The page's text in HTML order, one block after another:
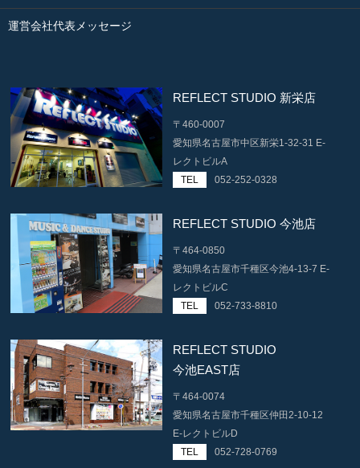
運営会社代表メッセージ
REFLECT STUDIO 新栄店
〒460-0007
愛知県名古屋市中区新栄1-32-31 E-
レクトビルA
TEL
052-252-0328
REFLECT STUDIO 今池店
〒464-0850
愛知県名古屋市千種区今池4-13-7 E-
レクトビルC
TEL
052-733-8810
REFLECT STUDIO
今池EAST店
〒464-0074
愛知県名古屋市千種区仲田2-10-12
E-レクトビルD
TEL
052-728-0769